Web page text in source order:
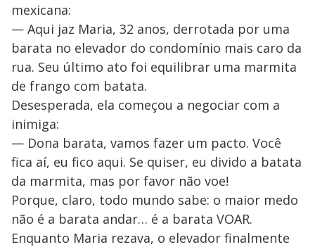
mexicana:
— Aqui jaz Maria, 32 anos, derrotada por uma
barata no elevador do condomínio mais caro da
rua. Seu último ato foi equilibrar uma marmita
de frango com batata.
Desesperada, ela começou a negociar com a
inimiga:
— Dona barata, vamos fazer um pacto. Você
fica aí, eu fico aqui. Se quiser, eu divido a batata
da marmita, mas por favor não voe!
Porque, claro, todo mundo sabe: o maior medo
não é a barata andar… é a barata VOAR.
Enquanto Maria rezava, o elevador finalmente